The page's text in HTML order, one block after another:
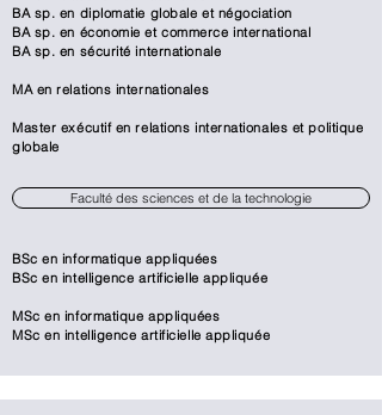
BA sp. en diplomatie globale et négociation
BA sp. en économie et commerce international
BA sp. en sécurité internationale
MA en relations internationales
Master exécutif en relations internationales et politique
globale
Faculté des sciences et de la technologie
BSc en informatique appliquées​
BSc en intelligence artificielle appliquée
MSc en informatique appliquées​
MSc en intelligence artificielle appliquée